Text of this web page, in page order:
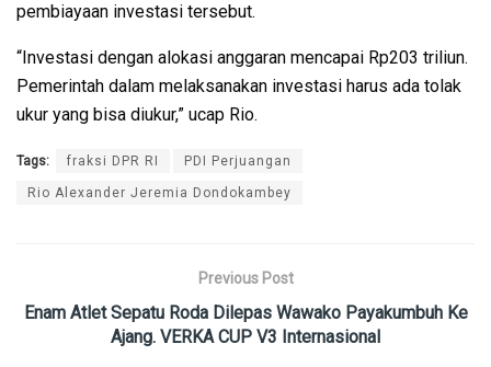
pembiayaan investasi tersebut.
“Investasi dengan alokasi anggaran mencapai Rp203 triliun.
Pemerintah dalam melaksanakan investasi harus ada tolak
ukur yang bisa diukur,” ucap Rio.
Tags: fraksi DPR RI PDI Perjuangan
Rio Alexander Jeremia Dondokambey
Previous Post
Enam Atlet Sepatu Roda Dilepas Wawako Payakumbuh Ke
Ajang. VERKA CUP V3 Internasional